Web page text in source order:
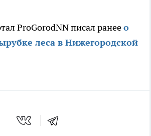
ProGorodNN писал ранеео
леса в Нижегородской